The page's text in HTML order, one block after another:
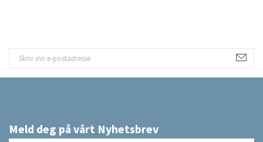
Meld deg på vårt Nyhetsbrev